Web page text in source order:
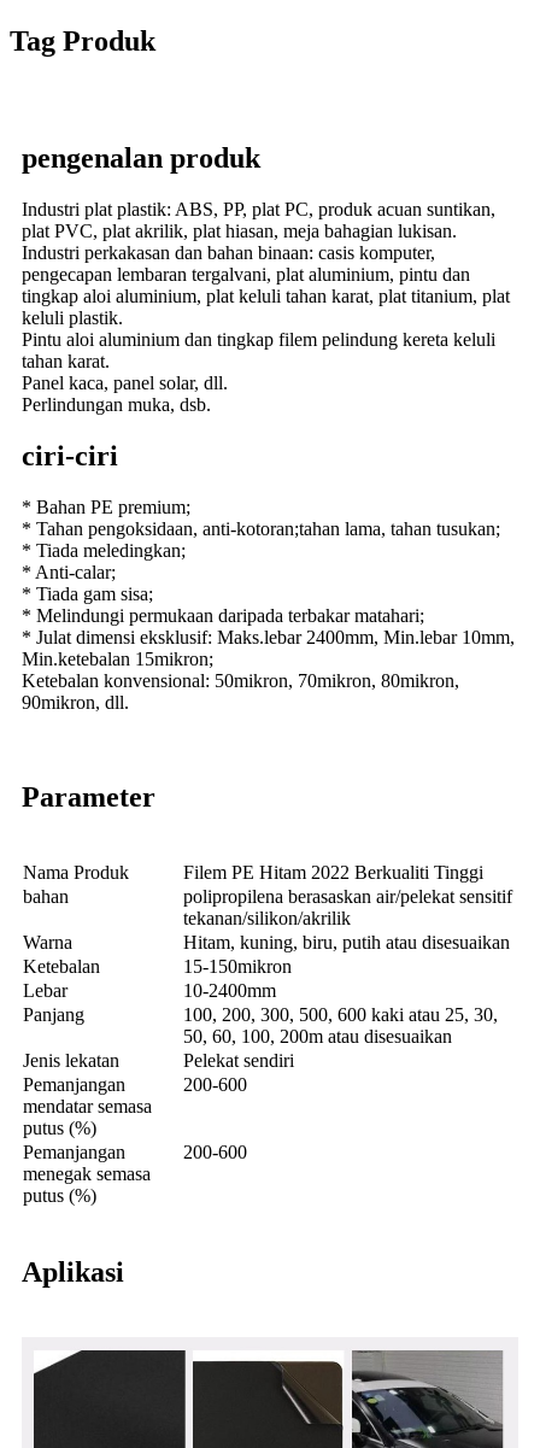
Tag Produk
pengenalan produk
Industri plat plastik: ABS, PP, plat PC, produk acuan suntikan,
plat PVC, plat akrilik, plat hiasan, meja bahagian lukisan.
Industri perkakasan dan bahan binaan: casis komputer,
pengecapan lembaran tergalvani, plat aluminium, pintu dan
tingkap aloi aluminium, plat keluli tahan karat, plat titanium, plat
keluli plastik.
Pintu aloi aluminium dan tingkap filem pelindung kereta keluli
tahan karat.
Panel kaca, panel solar, dll.
Perlindungan muka, dsb.
ciri-ciri
* Bahan PE premium;
* Tahan pengoksidaan, anti-kotoran;tahan lama, tahan tusukan;
* Tiada meledingkan;
* Anti-calar;
* Tiada gam sisa;
* Melindungi permukaan daripada terbakar matahari;
* Julat dimensi eksklusif: Maks.lebar 2400mm, Min.lebar 10mm,
Min.ketebalan 15mikron;
Ketebalan konvensional: 50mikron, 70mikron, 80mikron,
90mikron, dll.
Parameter
Nama Produk
Filem PE Hitam 2022 Berkualiti Tinggi
bahan
polipropilena berasaskan air/pelekat sensitif
tekanan/silikon/akrilik
Warna
Hitam, kuning, biru, putih atau disesuaikan
Ketebalan
15-150mikron
Lebar
10-2400mm
Panjang
100, 200, 300, 500, 600 kaki atau 25, 30,
50, 60, 100, 200m atau disesuaikan
Jenis lekatan
Pelekat sendiri
Pemanjangan
mendatar semasa
putus (%)
200-600
Pemanjangan
menegak semasa
putus (%)
200-600
Aplikasi